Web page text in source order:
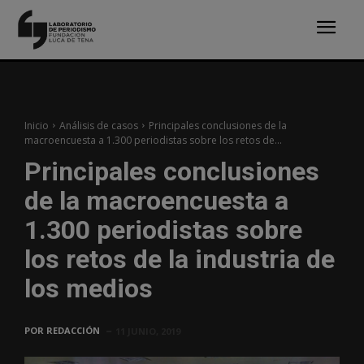
Inicio Análisis de casos
Principales conclusiones de la
macroencuesta a 1.300 periodistas sobre los retos de...
Principales conclusiones
de la macroencuesta a
1.300 periodistas sobre
los retos de la industria de
los medios
POR REDACCIÓN